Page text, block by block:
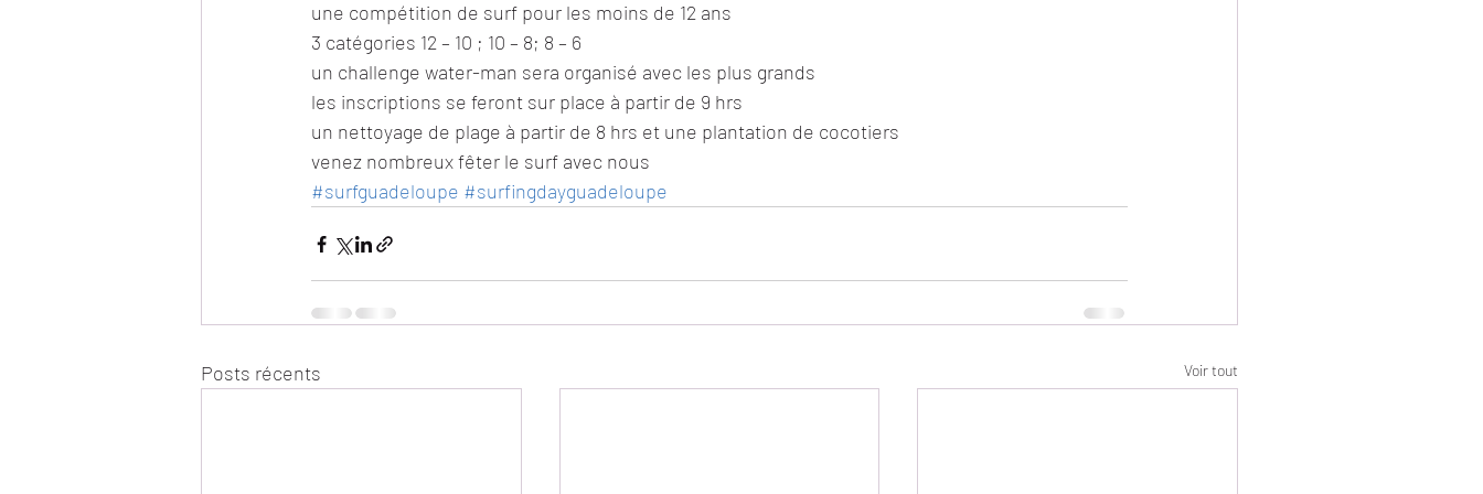
une compétition de surf pour les moins de 12 ans
3 catégories 12 – 10 ; 10 – 8; 8 – 6
un challenge water-man sera organisé avec les plus grands
les inscriptions se feront sur place à partir de 9 hrs
un nettoyage de plage à partir de 8 hrs et une plantation de cocotiers
venez nombreux fêter le surf avec nous
#surfguadeloupe #surfingdayguadeloupe
Posts récents Voir tout